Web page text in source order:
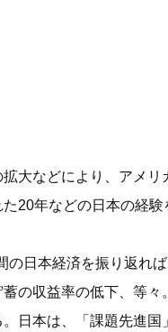
大などにより、アメ
20年などの日本の経
の日本経済を振り返れ
の収益率の低下、等
日本は、「課題先進国